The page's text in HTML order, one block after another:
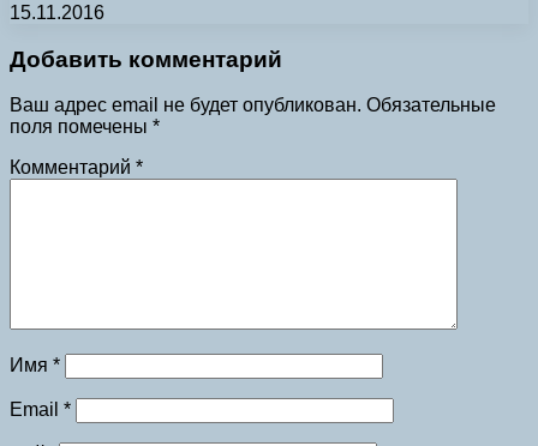
15.11.2016
Добавить комментарий
Ваш адрес email не будет опубликован. Обязательные
поля помечены *
Комментарий *
Имя *
Email *